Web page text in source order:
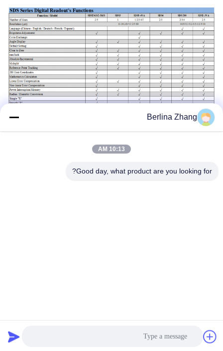
عنوان
Berlina Zhang
10:13 AM
Good day, what product are you looking for?